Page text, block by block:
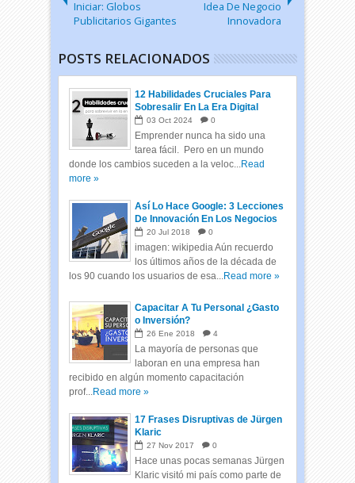
Iniciar: Globos
Publicitarios Gigantes
Idea De Negocio
Innovadora
POSTS RELACIONADOS
12 Habilidades Cruciales Para
Sobresalir En La Era Digital
03 Oct 2024 0
Emprender nunca ha sido una
tarea fácil. Pero en un mundo
donde los cambios suceden a la veloc...Read
more »
Así Lo Hace Google: 3 Lecciones
De Innovación En Los Negocios
20 Jul 2018 0
imagen: wikipedia Aún recuerdo
los últimos años de la década de
los 90 cuando los usuarios de esa...Read more »
Capacitar A Tu Personal ¿Gasto
o Inversión?
26 Ene 2018 4
La mayoría de personas que
laboran en una empresa han
recibido en algún momento capacitación
prof...Read more »
17 Frases Disruptivas de Jürgen
Klaric
27 Nov 2017 0
Hace unas pocas semanas Jürgen
Klaric visitó mi país como parte de